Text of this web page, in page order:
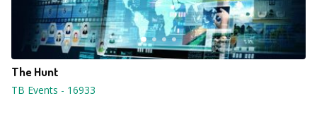
The Hunt
TB Events - 16933